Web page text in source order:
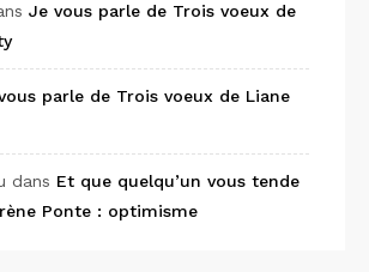
Je vous parle de Trois voeux de
parle de Trois voeux de Liane
dans Et que quelqu’un vous tende
Ponte : optimisme